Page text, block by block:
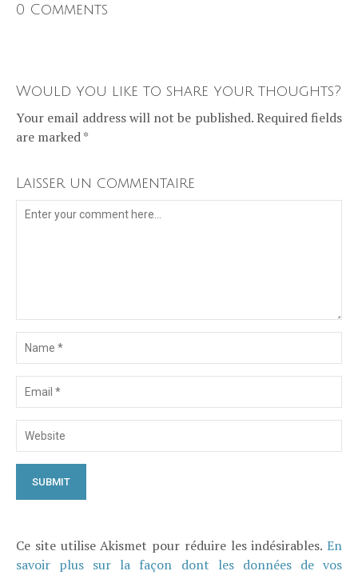
0 Comments
Would you like to share your thoughts?
Your email address will not be published. Required fields
are marked *
Laisser un commentaire
Ce site utilise Akismet pour réduire les indésirables. En
savoir plus sur la façon dont les données de vos